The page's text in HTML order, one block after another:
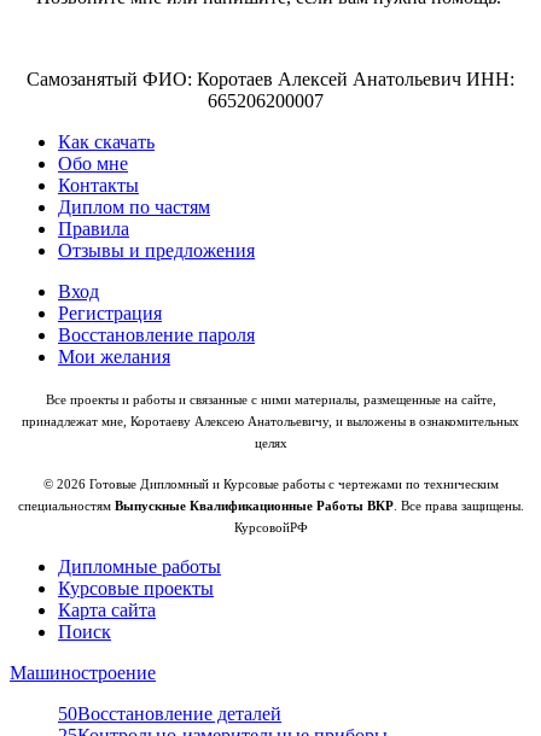
Самозанятый ФИО: Коротаев Алексей Анатольевич ИНН:
665206200007
Как скачать
Обо мне
Контакты
Диплом по частям
Правила
Отзывы и предложения
Вход
Регистрация
Восстановление пароля
Мои желания
Все проекты и работы и связанные с ними материалы, размещенные на сайте,
принадлежат мне, Коротаеву Алексею Анатольевичу, и выложены в ознакомительных
целях
© 2026 Готовые Дипломный и Курсовые работы с чертежами по техническим
специальностям Выпускные Квалификационные Работы ВКР. Все права защищены.
КурсовойРФ
Дипломные работы
Курсовые проекты
Карта сайта
Поиск
Машиностроение
50Восстановление деталей